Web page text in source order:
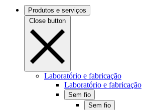
Produtos e serviços
Close button
Laboratório e fabricação
Laboratório e fabricação
Sem fio
Sem fio